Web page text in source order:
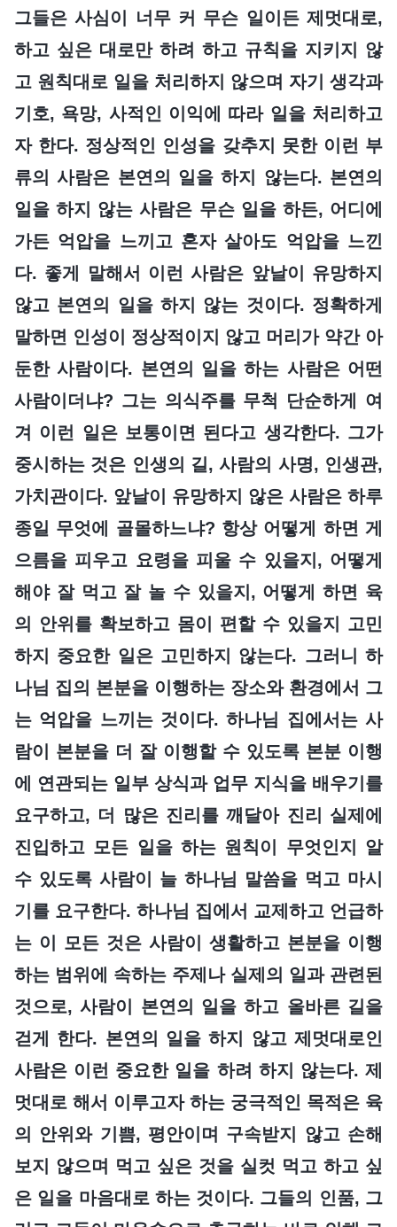
그들은 사심이 너무 커 무슨 일이든 제멋대로,
하고 싶은 대로만 하려 하고 규칙을 지키지 않
고 원칙대로 일을 처리하지 않으며 자기 생각과
기호, 욕망, 사적인 이익에 따라 일을 처리하고
자 한다. 정상적인 인성을 갖추지 못한 이런 부
류의 사람은 본연의 일을 하지 않는다. 본연의
일을 하지 않는 사람은 무슨 일을 하든, 어디에
가든 억압을 느끼고 혼자 살아도 억압을 느낀
다. 좋게 말해서 이런 사람은 앞날이 유망하지
않고 본연의 일을 하지 않는 것이다. 정확하게
말하면 인성이 정상적이지 않고 머리가 약간 아
둔한 사람이다. 본연의 일을 하는 사람은 어떤
사람이더냐? 그는 의식주를 무척 단순하게 여
겨 이런 일은 보통이면 된다고 생각한다. 그가
중시하는 것은 인생의 길, 사람의 사명, 인생관,
가치관이다. 앞날이 유망하지 않은 사람은 하루
종일 무엇에 골몰하느냐? 항상 어떻게 하면 게
으름을 피우고 요령을 피울 수 있을지, 어떻게
해야 잘 먹고 잘 놀 수 있을지, 어떻게 하면 육
의 안위를 확보하고 몸이 편할 수 있을지 고민
하지 중요한 일은 고민하지 않는다. 그러니 하
나님 집의 본분을 이행하는 장소와 환경에서 그
는 억압을 느끼는 것이다. 하나님 집에서는 사
람이 본분을 더 잘 이행할 수 있도록 본분 이행
에 연관되는 일부 상식과 업무 지식을 배우기를
요구하고, 더 많은 진리를 깨달아 진리 실제에
진입하고 모든 일을 하는 원칙이 무엇인지 알
수 있도록 사람이 늘 하나님 말씀을 먹고 마시
기를 요구한다. 하나님 집에서 교제하고 언급하
는 이 모든 것은 사람이 생활하고 본분을 이행
하는 범위에 속하는 주제나 실제의 일과 관련된
것으로, 사람이 본연의 일을 하고 올바른 길을
걷게 한다. 본연의 일을 하지 않고 제멋대로인
사람은 이런 중요한 일을 하려 하지 않는다. 제
멋대로 해서 이루고자 하는 궁극적인 목적은 육
의 안위와 기쁨, 평안이며 구속받지 않고 손해
보지 않으며 먹고 싶은 것을 실컷 먹고 하고 싶
은 일을 마음대로 하는 것이다. 그들의 인품, 그